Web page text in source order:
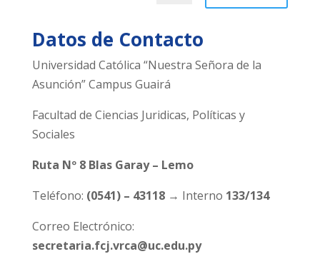
Datos de Contacto
Universidad Católica “Nuestra Señora de la
Asunción” Campus Guairá
Facultad de Ciencias Juridicas, Políticas y
Sociales
Ruta Nº 8 Blas Garay – Lemo
Teléfono: (0541) – 43118 → Interno 133/134
Correo Electrónico:
secretaria.fcj.vrca@uc.edu.py